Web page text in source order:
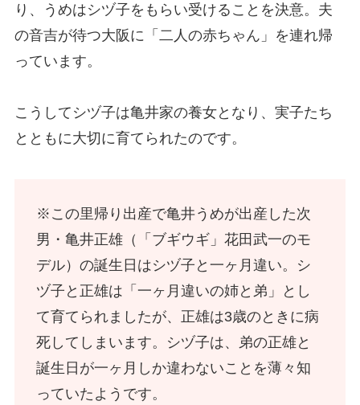
り、うめはシヅ子をもらい受けることを決意。夫
の音吉が待つ大阪に「二人の赤ちゃん」を連れ帰
っています。
こうしてシヅ子は亀井家の養女となり、実子たち
とともに大切に育てられたのです。
※この里帰り出産で亀井うめが出産した次
男・亀井正雄（「ブギウギ」花田武一のモ
デル）の誕生日はシヅ子と一ヶ月違い。シ
ヅ子と正雄は「一ヶ月違いの姉と弟」とし
て育てられましたが、正雄は3歳のときに病
死してしまいます。シヅ子は、弟の正雄と
誕生日が一ヶ月しか違わないことを薄々知
っていたようです。